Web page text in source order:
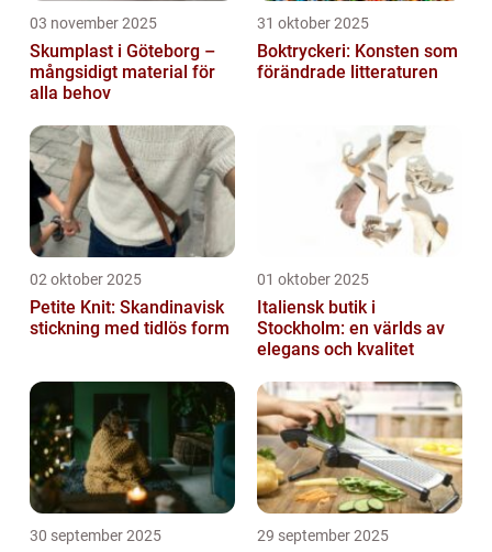
03 november 2025
Skumplast i Göteborg –
mångsidigt material för
alla behov
31 oktober 2025
Boktryckeri: Konsten som
förändrade litteraturen
02 oktober 2025
Petite Knit: Skandinavisk
stickning med tidlös form
01 oktober 2025
Italiensk butik i
Stockholm: en världs av
elegans och kvalitet
30 september 2025 29 september 2025